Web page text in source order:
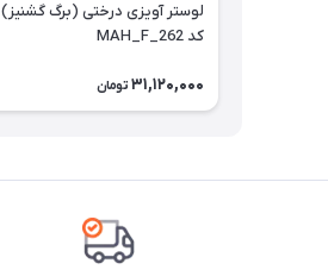
لوستر آویزی درختی (برگ گشنیز)
کد MAH_F_262
31,120,000 تومان